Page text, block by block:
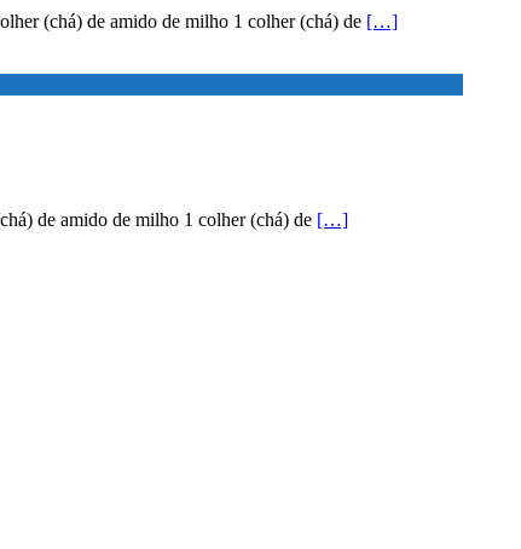
(chá) de amido de milho 1 colher (chá) de […]
de amido de milho 1 colher (chá) de […]